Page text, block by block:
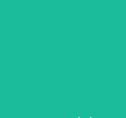
ולא רק על ניתוח הבעיה.